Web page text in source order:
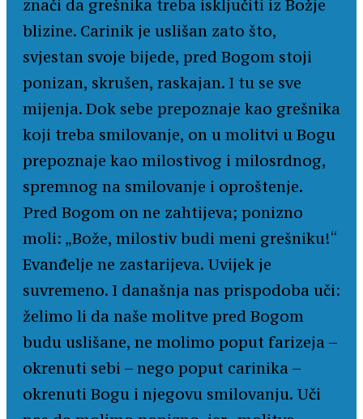
znači da grešnika treba isključiti iz Božje
blizine. Carinik je uslišan zato što,
svjestan svoje bijede, pred Bogom stoji
ponizan, skrušen, raskajan. I tu se sve
mijenja. Dok sebe prepoznaje kao grešnika
koji treba smilovanje, on u molitvi u Bogu
prepoznaje kao milostivog i milosrdnog,
spremnog na smilovanje i oproštenje.
Pred Bogom on ne zahtijeva; ponizno
moli: „Bože, milostiv budi meni grešniku!“
Evanđelje ne zastarijeva. Uvijek je
suvremeno. I današnja nas prispodoba uči:
želimo li da naše molitve pred Bogom
budu uslišane, ne molimo poput farizeja –
okrenuti sebi – nego poput carinika –
okrenuti Bogu i njegovu smilovanju. Uči